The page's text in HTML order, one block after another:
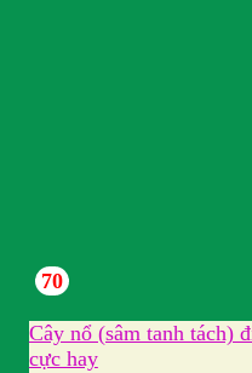
70
Cây nổ (sâm tanh tách)
cực hay